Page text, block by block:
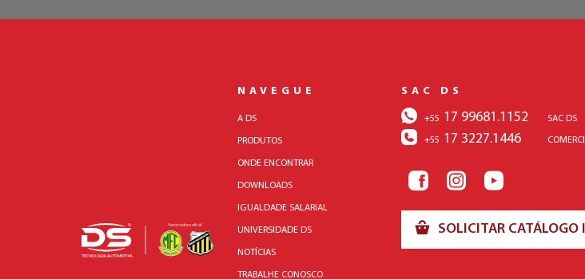
NAVEGUE
A DS
PRODUTOS
ONDE ENCONTRAR
DOWNLOADS
IGUALDADE SALARIAL
UNIVERSIDADE DS
NOTÍCIAS
TRABALHE CONOSCO
SAC DS
+55 17 99681.1152 SAC DS
+55 17 3227.1446
SOLICITAR CATÁLOGO